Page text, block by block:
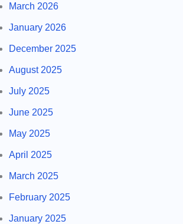
March 2026
January 2026
December 2025
August 2025
July 2025
June 2025
May 2025
April 2025
March 2025
February 2025
January 2025